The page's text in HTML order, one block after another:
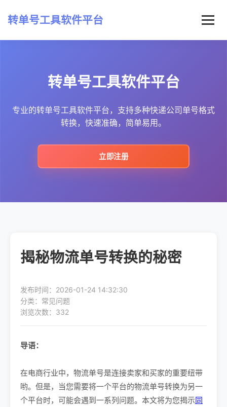
转单号工具软件平台
常见问题
最新资讯
转单号工具软件平台
专业的转单号工具软件平台，支持多种快递公司单号格式
转换，快速准确，简单易用。
立即注册
揭秘物流单号转换的秘密
发布时间：2026-01-24 14:32:30
分类：常见问题
浏览次数：332
导语：
在电商行业中，物流单号是连接卖家和买家的重要纽带
哟。但是，当您需要将一个平台的物流单号转换为另一
个平台时，可能会遇到一系列问题。本文将为您揭示同